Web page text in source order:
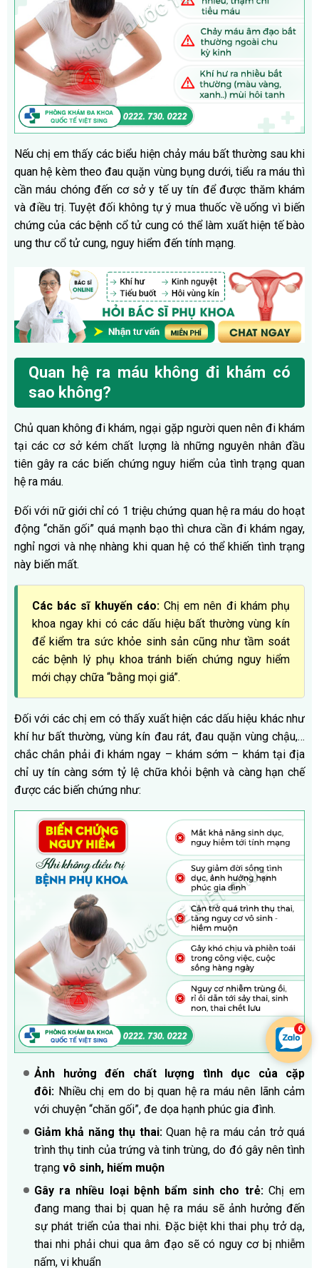
Nếu chị em thấy các biểu hiện chảy máu bất thường sau khi
quan hệ kèm theo đau quặn vùng bụng dưới, tiểu ra máu thì
cần máu chóng đến cơ sở y tế uy tín để được thăm khám
và điều trị. Tuyệt đối không tự ý mua thuốc về uống vì biến
chứng của các bệnh cổ tử cung có thể làm xuất hiện tế bào
ung thư cổ tử cung, nguy hiểm đến tính mạng.
Quan hệ ra máu không đi khám có
sao không?
Chủ quan không đi khám, ngại gặp người quen nên đi khám
tại các cơ sở kém chất lượng là những nguyên nhân đầu
tiên gây ra các biến chứng nguy hiểm của tình trạng quan
hệ ra máu.
Đối với nữ giới chỉ có 1 triệu chứng quan hệ ra máu do hoạt
động “chăn gối” quá mạnh bạo thì chưa cần đi khám ngay,
nghỉ ngơi và nhẹ nhàng khi quan hệ có thể khiến tình trạng
này biến mất.
Các bác sĩ khuyến cáo:Chị em nên đi khám phụ
khoa ngay khi có các dấu hiệu bất thường vùng kín
để kiểm tra sức khỏe sinh sản cũng như tầm soát
các bệnh lý phụ khoa tránh biến chứng nguy hiểm
mới chạy chữa “bằng mọi giá”.
Đối với các chị em có thấy xuất hiện các dấu hiệu khác như
khí hư bất thường, vùng kín đau rát, đau quặn vùng chậu,…
chắc chắn phải đi khám ngay – khám sớm – khám tại địa
chỉ uy tín càng sớm tỷ lệ chữa khỏi bệnh và càng hạn chế
được các biến chứng như:
Ảnh hưởng đến chất lượng tình dục của cặp
đôi: Nhiều chị em do bị quan hệ ra máu nên lãnh cảm
với chuyện “chăn gối”, đe dọa hạnh phúc gia đình.
Giảm khả năng thụ thai:Quan hệ ra máu cản trở quá
trình thụ tinh của trứng và tinh trùng, do đó gây nên tình
trạng vô sinh, hiếm muộn
Gây ra nhiều loại bệnh bẩm sinh cho trẻ: Chị em
đang mang thai bị quan hệ ra máu sẽ ảnh hưởng đến
sự phát triển của thai nhi. Đặc biệt khi thai phụ trở dạ,
thai nhi phải chui qua âm đạo sẽ có nguy cơ bị nhiễm
nấm, vi khuẩn